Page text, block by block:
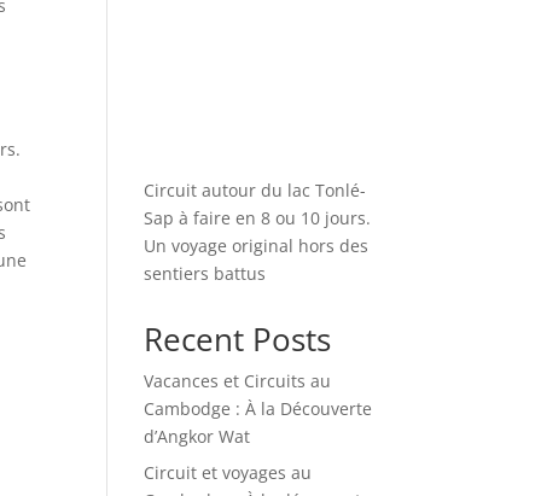
Circuit autour du lac Tonlé-
Sap à faire en 8 ou 10 jours.
Un voyage original hors des
sentiers battus
Recent Posts
Vacances et Circuits au
Cambodge : À la Découverte
d’Angkor Wat
Circuit et voyages au